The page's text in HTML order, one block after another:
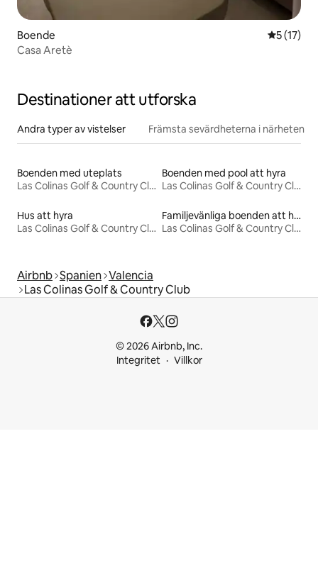
Boende 5 av 5 i
5 (17)
Casa Aretè
Destinationer att utforska
Andra typer av vistelser Främsta sevärdheterna i närheten
Boenden med uteplats
Las Colinas Golf & Country Club
Boenden med pool att hyra
Las Colinas Golf & Country Club
Hus att hyra
Las Colinas Golf & Country Club
Familjevänliga boenden att hyra
Las Colinas Golf & Country Club
Airbnb Spanien Valencia
Las Colinas Golf & Country Club
© 2026 Airbnb, Inc.
Integritet
Villkor